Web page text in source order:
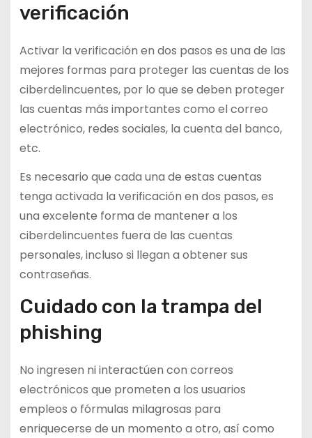
verificación
Activar la verificación en dos pasos es una de las
mejores formas para proteger las cuentas de los
ciberdelincuentes, por lo que se deben proteger
las cuentas más importantes como el correo
electrónico, redes sociales, la cuenta del banco,
etc.
Es necesario que cada una de estas cuentas
tenga activada la verificación en dos pasos, es
una excelente forma de mantener a los
ciberdelincuentes fuera de las cuentas
personales, incluso si llegan a obtener sus
contraseñas.
Cuidado con la trampa del
phishing
No ingresen ni interactúen con correos
electrónicos que prometen a los usuarios
empleos o fórmulas milagrosas para
enriquecerse de un momento a otro, así como